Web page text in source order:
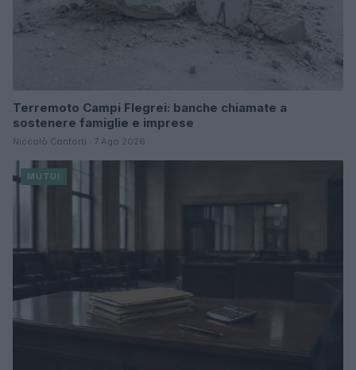
Terremoto Campi Flegrei: banche chiamate a
sostenere famiglie e imprese
Niccolò Conforti · 7 Ago 2026
MUTUI